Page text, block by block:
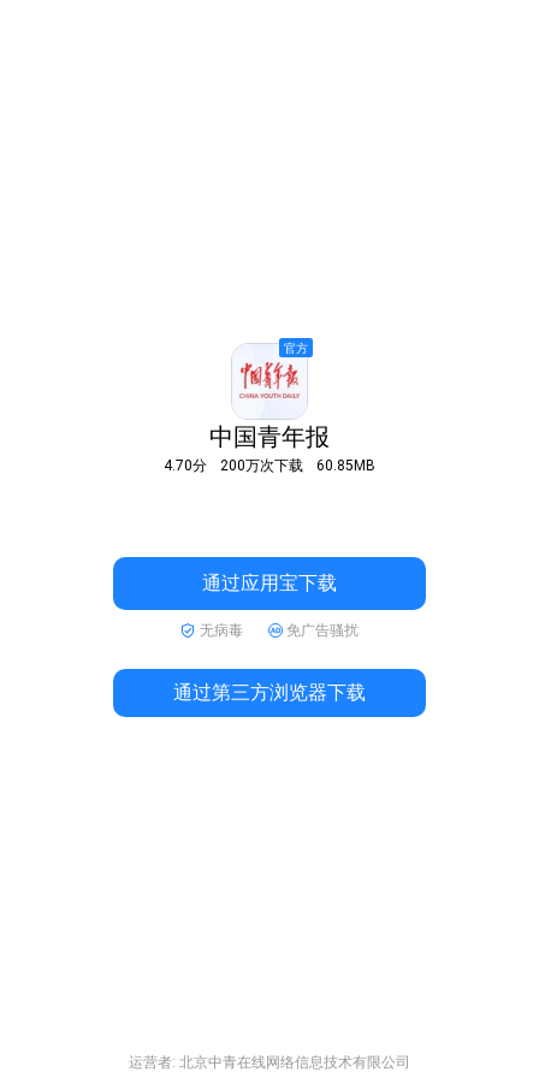
中国青年报
4.70分 200万次下载 60.85MB
通过应用宝下载
无病毒 免广告骚扰
通过第三方浏览器下载
运营者: 北京中青在线网络信息技术有限公司